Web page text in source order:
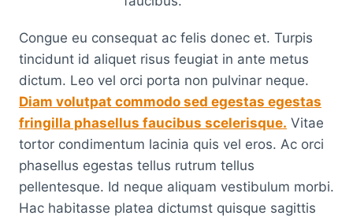
Congue eu consequat ac felis donec et. Turpis
tincidunt id aliquet risus feugiat in ante metus
dictum. Leo vel orci porta non pulvinar neque.
Diam volutpat commodo sed egestas egestas
fringilla phasellus faucibus scelerisque. Vitae
tortor condimentum lacinia quis vel eros. Ac orci
phasellus egestas tellus rutrum tellus
pellentesque. Id neque aliquam vestibulum morbi.
Hac habitasse platea dictumst quisque sagittis